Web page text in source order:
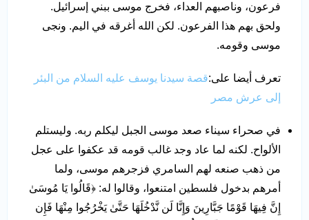
فرعون، وناصبهم العداء، فخرج موسى ببني إسرائيل.
ولحق بهم هذا الفرعون. لكن الله أغرقه في اليم. ونجى
موسى وقومه.
تعرف أيضا على:قصة سيدنا يوسف عليه السلام من البئر
إلى عرش مصر
في صحراء سيناء صعد موسى الجبل ليكلم ربه. وليستلم
الألواح. لكنه لما عاد وجد غالب قومه قد عكفوا على عجل
من ذهب صنعه لهم السامري فزجرهم موسى، ولما
أمرهم بدخول فلسطين امتنعوا، وقالوا له: ﴿قَالُوا يَا مُوسَىٰ
إِنَّ فِيهَا قَوْمًا جَبَّارِينَ وَإِنَّا لَن نَّدْخُلَهَا حَتَّىٰ يَخْرُجُوا مِنْهَا فَإِن